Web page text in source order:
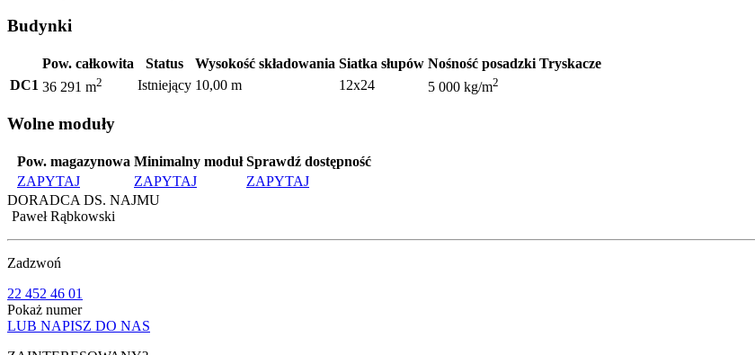
Budynki
Pow. całkowita Status Wysokość składowania Siatka słupów Nośność posadzki Tryskacze
DC1 36 291 m2 Istniejący 10,00 m 12x24 5 000 kg/m2
Wolne moduły
Pow. magazynowa Minimalny moduł Sprawdź dostępność
ZAPYTAJ
ZAPYTAJ
ZAPYTAJ
DORADCA DS. NAJMU
Paweł Rąbkowski
Zadzwoń
22 452 46 01
Pokaż numer
LUB NAPISZ DO NAS